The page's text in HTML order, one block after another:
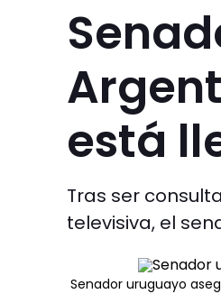
está
Tras ser
televisiva, el
Senador uruguayo